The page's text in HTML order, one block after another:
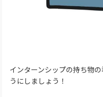
インターンシップの持ち物
うにしましょう！